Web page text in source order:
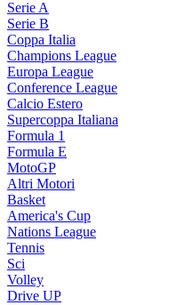
Serie A
Serie B
Coppa Italia
Champions League
Europa League
Conference League
Calcio Estero
Supercoppa Italiana
Formula 1
Formula E
MotoGP
Altri Motori
Basket
America's Cup
Nations League
Tennis
Sci
Volley
Drive UP